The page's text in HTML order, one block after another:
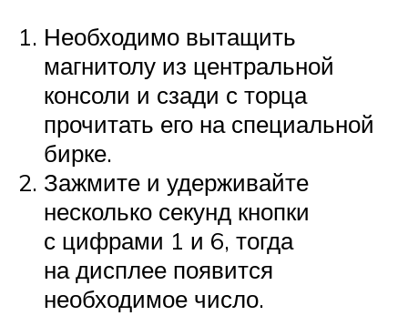
Необходимо вытащить
магнитолу из центральной
консоли и сзади с торца
прочитать его на специальной
бирке.
Зажмите и удерживайте
несколько секунд кнопки
с цифрами 1 и 6, тогда
на дисплее появится
необходимое число.